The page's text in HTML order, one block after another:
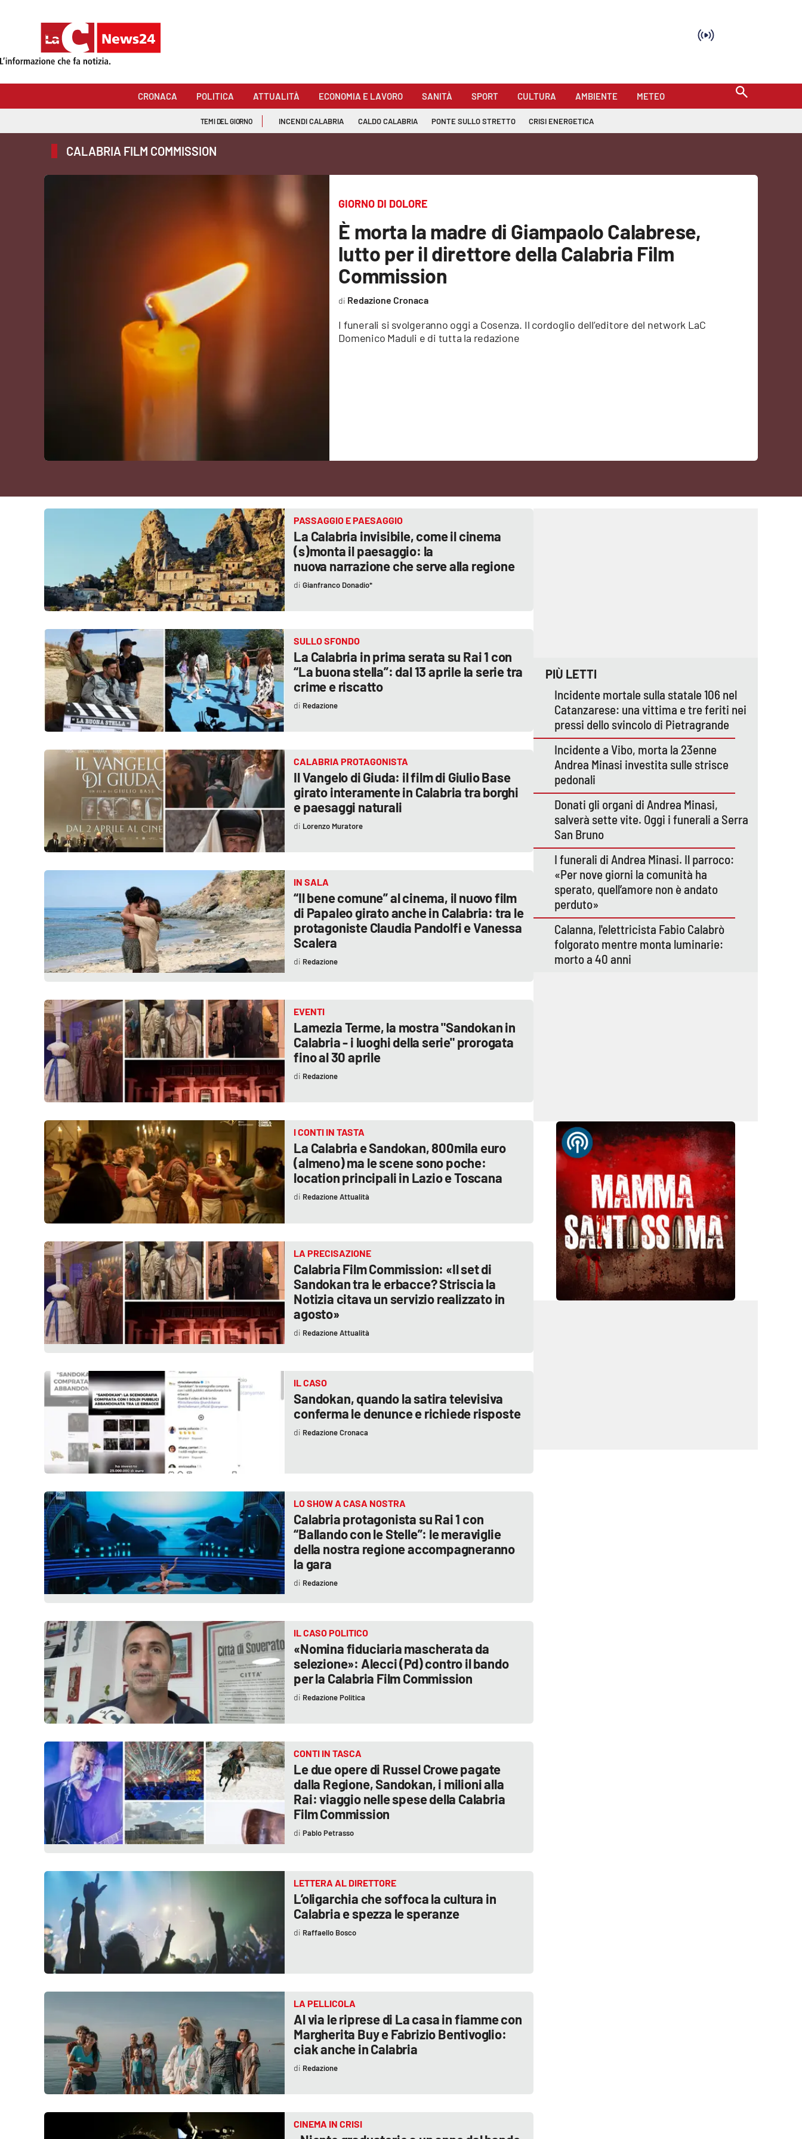
Sezioni
Attualità
Rubriche
Good Morning Vietnam
Parchi Marini Calabria
Le perfidie di Antonella Grippo
LaC Network
Vibo Valentia
Reggio Calabria
Lamezia Terme
Buona Sanità Calabria
Calabriavisione
Destinazioni
Lacitymag.it
Lacapitalenews.it
Ilvibonese.it
Catanzarochannel.it
Cookie policy
Note legali
CRONACA POLITICA ATTUALITÀ ECONOMIA E LAVORO SANITÀ SPORT CULTURA AMBIENTE METEO
TEMI DEL GIORNO INCENDI CALABRIA CALDO CALABRIA PONTE SULLO STRETTO CRISI ENERGETICA
CALABRIA FILM COMMISSION
GIORNO DI DOLORE
È morta la madre di Giampaolo Calabrese,
lutto per il direttore della Calabria Film
Commission
I funerali si svolgeranno oggi a Cosenza. Il cordoglio dell’editore del network LaC
Domenico Maduli e di tutta la redazione
Redazione Cronaca
PASSAGGIO E PAESAGGIO
La Calabria invisibile, come il cinema
(s)monta il paesaggio: la
nuova narrazione che serve alla regione
Gianfranco Donadio*
SULLO SFONDO
La Calabria in prima serata su Rai 1 con
“La buona stella”: dal 13 aprile la serie tra
crime e riscatto
Redazione
CALABRIA PROTAGONISTA
Il Vangelo di Giuda: il film di Giulio Base
girato interamente in Calabria tra borghi
e paesaggi naturali
Lorenzo Muratore
IN SALA
“Il bene comune” al cinema, il nuovo film
di Papaleo girato anche in Calabria: tra le
protagoniste Claudia Pandolfi e Vanessa
Scalera
Redazione
EVENTI
Lamezia Terme, la mostra "Sandokan in
Calabria - i luoghi della serie" prorogata
fino al 30 aprile
Redazione
I CONTI IN TASTA
La Calabria e Sandokan, 800mila euro
(almeno) ma le scene sono poche:
location principali in Lazio e Toscana
Redazione Attualità
LA PRECISAZIONE
Calabria Film Commission: «Il set di
Sandokan tra le erbacce? Striscia la
Notizia citava un servizio realizzato in
agosto»
Redazione Attualità
IL CASO
Sandokan, quando la satira televisiva
conferma le denunce e richiede risposte
Redazione Cronaca
LO SHOW A CASA NOSTRA
Calabria protagonista su Rai 1 con
“Ballando con le Stelle”: le meraviglie
della nostra regione accompagneranno
la gara
Redazione
IL CASO POLITICO
«Nomina fiduciaria mascherata da
selezione»: Alecci (Pd) contro il bando
per la Calabria Film Commission
Redazione Politica
CONTI IN TASCA
Le due opere di Russel Crowe pagate
dalla Regione, Sandokan, i milioni alla
Rai: viaggio nelle spese della Calabria
Film Commission
Pablo Petrasso
LETTERA AL DIRETTORE
L’oligarchia che soffoca la cultura in
Calabria e spezza le speranze
Raffaello Bosco
LA PELLICOLA
Al via le riprese di La casa in fiamme con
Margherita Buy e Fabrizio Bentivoglio:
ciak anche in Calabria
Redazione
CINEMA IN CRISI
PIÙ LETTI
Incidente mortale sulla statale 106 nel
Catanzarese: una vittima e tre feriti nei
pressi dello svincolo di Pietragrande
Incidente a Vibo, morta la 23enne
Andrea Minasi investita sulle strisce
pedonali
Donati gli organi di Andrea Minasi,
salverà sette vite. Oggi i funerali a Serra
San Bruno
I funerali di Andrea Minasi. Il parroco:
«Per nove giorni la comunità ha
sperato, quell’amore non è andato
perduto»
Calanna, l'elettricista Fabio Calabrò
folgorato mentre monta luminarie:
morto a 40 anni